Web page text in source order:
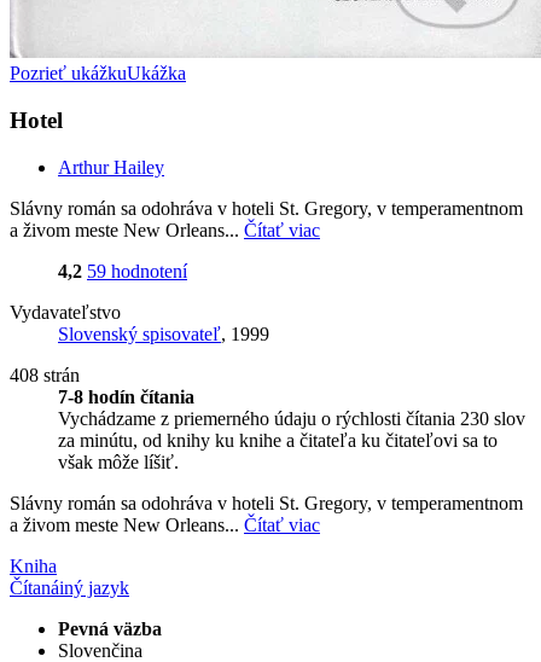
Pozrieť ukážkuUkážka
Hotel
Arthur Hailey
Slávny román sa odohráva v hoteli St. Gregory, v temperamentnom
a živom meste New Orleans... Čítať viac
4,2 59 hodnotení
Vydavateľstvo
Slovenský spisovateľ, 1999
408 strán
7-8 hodín čítania
Vychádzame z priemerného údaju o rýchlosti čítania 230 slov
za minútu, od knihy ku knihe a čitateľa ku čitateľovi sa to
však môže líšiť.
Slávny román sa odohráva v hoteli St. Gregory, v temperamentnom
a živom meste New Orleans... Čítať viac
Kniha
Čítanáiný jazyk
Pevná väzba
Slovenčina